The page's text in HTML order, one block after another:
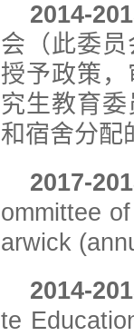
2014-
会（此委
授予政策
究生教育
和宿舍分配
2017-
ommittee
arwick (
2014-
te